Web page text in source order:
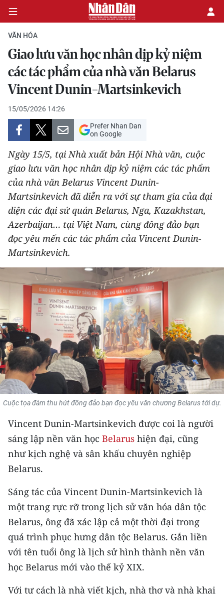
CHÍNH TRỊ
KINH TẾ
VĂN HÓA
XÃ HỘI
PHÁP LUẬT
DU LỊCH
THẾ GIỚI
THỂ THAO
Y TẾ
KHOA HỌC - CÔNG NGHỆ
MÔI TRƯỜNG
BẠN ĐỌC
KIỂM CHỨNG THÔNG TIN
TRI THỨC CHUYÊN SÂU
54 DÂN TỘC VIỆT NAM
CHƯƠNG TRÌNH OCOP - MỖI XÃ
MỘT SẢN PHẨM
RADIO
MEDIA CENTER
E-Magazine
Video
Media Chính trị
VĂN HÓA
Giao lưu văn học nhân dịp kỷ niệm
các tác phẩm của nhà văn Belarus
Vincent Dunin-Martsinkevich
15/05/2026 14:26
Prefer Nhan Dan
on Google
Ngày 15/5, tại Nhà xuất bản Hội Nhà văn, cuộc
giao lưu văn học nhân dịp kỷ niệm các tác phẩm
của nhà văn Belarus Vincent Dunin-
Martsinkevich đã diễn ra với sự tham gia của đại
diện các đại sứ quán Belarus, Nga, Kazakhstan,
Azerbaijan… tại Việt Nam, cùng đông đảo bạn
đọc yêu mến các tác phẩm của Vincent Dunin-
Martsinkevich.
Cuộc tọa đàm thu hút đông đảo bạn đọc yêu văn chương Belarus tới dự.
Vincent Dunin-Martsinkevich được coi là người
sáng lập nền văn học Belarus hiện đại, cũng
như kịch nghệ và sân khấu chuyên nghiệp
Belarus.
Sáng tác của Vincent Dunin-Martsinkevich là
một trang rực rỡ trong lịch sử văn hóa dân tộc
Belarus, ông đã xác lập cả một thời đại trong
quá trình phục hưng dân tộc Belarus. Gắn liền
với tên tuổi ông là lịch sử hình thành nền văn
học Belarus mới vào thế kỷ XIX.
Với tư cách là nhà viết kịch, nhà thơ và nhà khai